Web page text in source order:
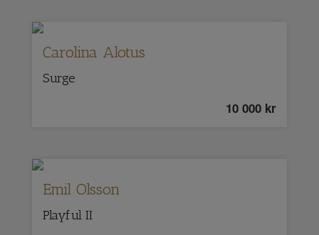
Carolina Alotus
Surge
10 000 kr
Emil Olsson
Playful II